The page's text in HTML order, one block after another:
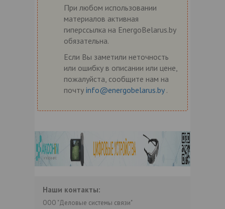
При любом использовании
материалов активная
гиперссылка на EnergoBelarus.by
обязательна.
Если Вы заметили неточность
или ошибку в описании или цене,
пожалуйста, сообщите нам на
почту info@energobelarus.by .
Наши контакты:
ООО "Деловые системы связи"